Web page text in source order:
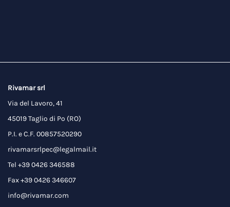
Rivamar srl
Via del Lavoro, 41
45019 Taglio di Po (RO)
P.I. e C.F. 00857520290
rivamarsrlpec@legalmail.it
Tel +39 0426 346588
Fax +39 0426 346607
info@rivamar.com